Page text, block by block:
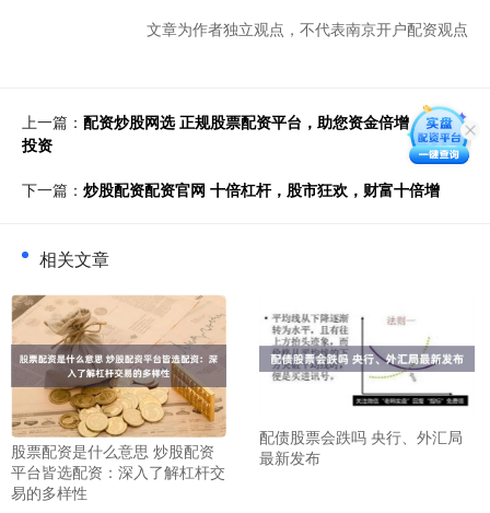
文章为作者独立观点，不代表南京开户配资观点
上一篇： 配资炒股网选 正规股票配资平台，助您资金倍增，稳健
投资
下一篇： 炒股配资配资官网 十倍杠杆，股市狂欢，财富十倍增
相关文章
股票配资是什么意思 炒股配资
平台皆选配资：深入了解杠杆交
易的多样性
配债股票会跌吗 央行、外汇局
最新发布